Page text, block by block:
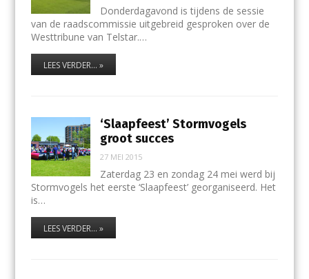
Donderdagavond is tijdens de sessie
van de raadscommissie uitgebreid gesproken over de
Westtribune van Telstar.…
LEES VERDER... »
‘Slaapfeest’ Stormvogels
groot succes
27 MEI 2015
Zaterdag 23 en zondag 24 mei werd bij
Stormvogels het eerste ‘Slaapfeest’ georganiseerd. Het
is…
LEES VERDER... »